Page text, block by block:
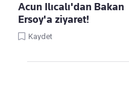
Acun Ilıcalı'dan Bakan
Ersoy'a ziyaret!
Kaydet